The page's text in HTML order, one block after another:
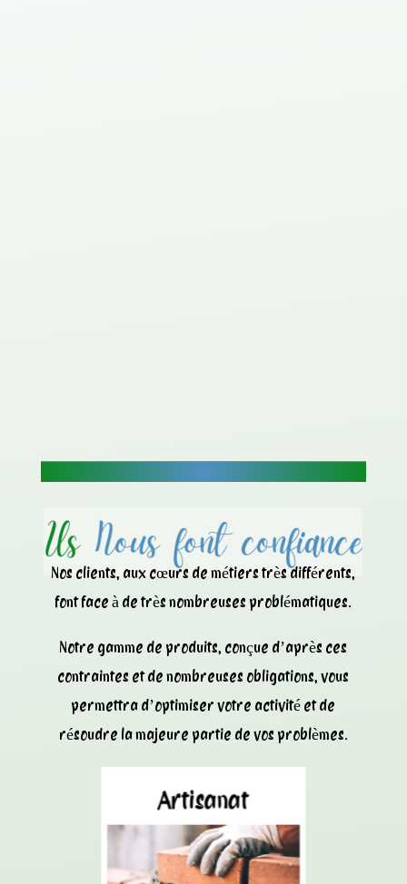
Nos clients, aux cœurs de métiers très différents,
font face à de très nombreuses problématiques.
Notre gamme de produits, conçue d’après ces
contraintes et de nombreuses obligations, vous
permettra d’optimiser votre activité et de
résoudre la majeure partie de vos problèmes.